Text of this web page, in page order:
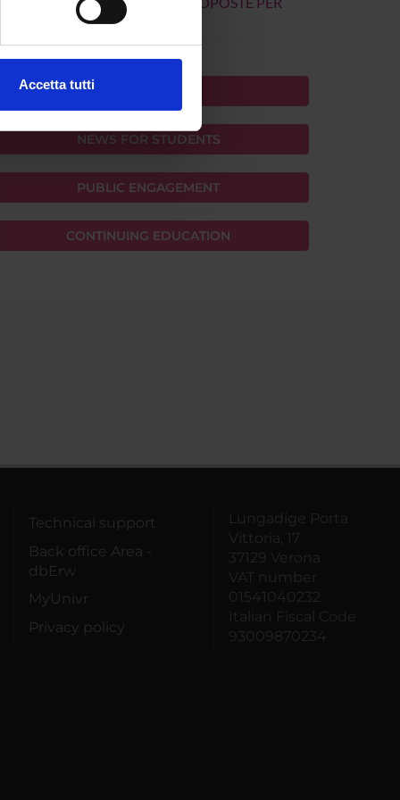
che hai fornito loro o
Accetta tutti
COMUNE
NEWS FOR STUDENTS
PUBLIC ENGAGEMENT
CONTINUING EDUCATION
Technical support
Back office Area -
dbErw
MyUnivr
Privacy policy
Lungadige Porta
Vittoria, 17
37129 Verona
VAT number
01541040232
Italian Fiscal Code
93009870234